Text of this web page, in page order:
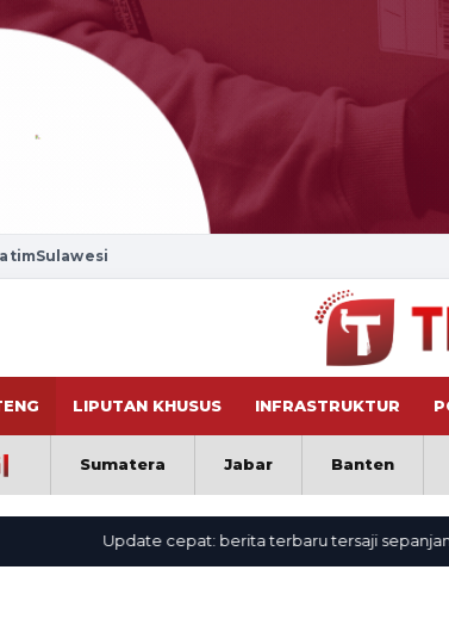
Sulawesi
LIPUTAN KHUSUS INFRASTRUKTUR
Sumatera Jabar Banten
Update cepat: berita terbaru tersaji sepanjang